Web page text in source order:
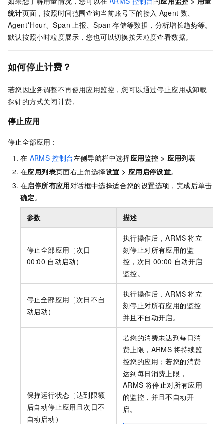
统计页面，按照时间范围查询当前账号下的接入 Agent 数、
Agent*Hour、Span 上报、Span 存储等数据，分析增长趋势等。
默认按照小时粒度展示，您也可以切换按天粒度查看数据。
如何停止计费？
若您因业务调整不再使用应用监控，您可以通过停止应用或卸载
探针的方式关闭计费。
停止应用
停止全部应用：
在 ARMS 控制台左侧导航栏中选择应用监控 > 应用列表
在应用列表页面右上角选择设置 > 应用启停设置。
在启停所有应用对话框中选择适合您的设置选项，完成后单击
确定 。
参数 描述
停止全部应用（次日
00:00 自动启动）
执行操作后，ARMS 将立
刻停止对所有应用的监
控，次日 00:00 自动开启
监控。
停止全部应用（次日不自
动启动）
执行操作后，ARMS 将立
刻停止对所有应用的监控
并且不自动开启。
保持运行状态（达到限额
后自动停止应用且次日不
自动启动）
若您的消费未达到每日消
费上限，ARMS 将持续监
控您的应用；若您的消费
达到每日消费上限，
ARMS 将停止对所有应用
的监控，并且不自动开
启。